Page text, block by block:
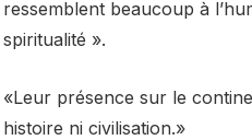
ressemblent beaucoup à
spiritualité ».
«Leur présence sur le
histoire ni civilisation.»